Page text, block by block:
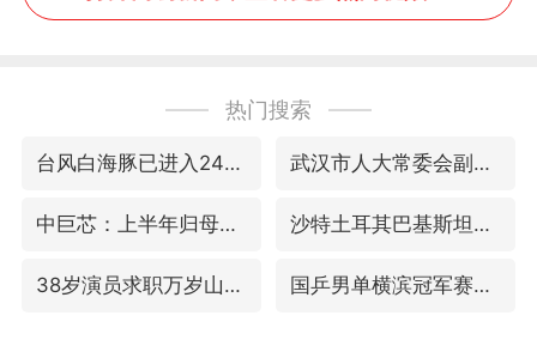
热门搜索
台风白海豚已进入24小时警戒线 武汉市人大常委会副主任林文书被查
中巨芯：上半年归母净利润1405.77万元 沙特土耳其巴基斯坦签署共同防务协议
38岁演员求职万岁山NPC成功 国乒男单横滨冠军赛全军覆没